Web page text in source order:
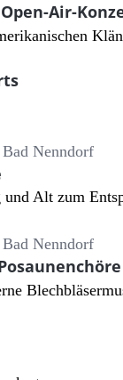
Air-
Bad Nenndorf
Alt zum
Bad Nenndorf